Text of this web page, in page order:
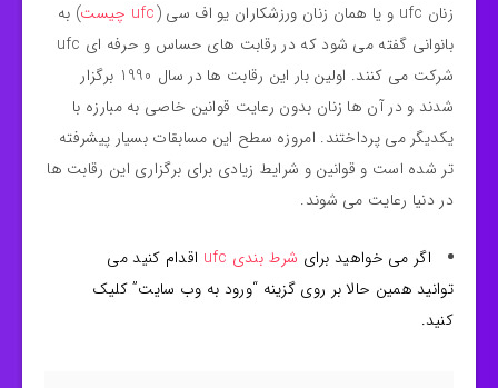
زنان ufc و یا همان زنان ورزشکاران یو اف سی ( ufc چیست
) به
بانوانی گفته می شود که در رقابت های حساس و حرفه ای ufc
شرکت می کنند. اولین بار این رقابت ها در سال 1990 برگزار
شدند و در آن ها زنان بدون رعایت قوانین خاصی به مبارزه با
یکدیگر می پرداختند. امروزه سطح این مسابقات بسیار پیشرفته
تر شده است و قوانین و شرایط زیادی برای برگزاری این رقابت ها
در دنیا رعایت می شوند.
اگر می خواهید برای شرط بندی ufc
اقدام کنید می
توانید همین حالا بر روی گزینه “ورود به وب سایت” کلیک
کنید.